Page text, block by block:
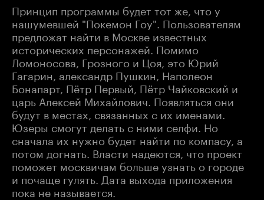
Принцип программы будет тот же, что у
нашумевшей "Покемон Гоу". Пользователям
предложат найти в Москве известных
исторических персонажей. Помимо
Ломоносова, Грозного и Цоя, это Юрий
Гагарин, александр Пушкин, Наполеон
Бонапарт, Пётр Первый, Пётр Чайковский и
царь Алексей Михайлович. Появляться они
будут в местах, связанных с их именами.
Юзеры смогут делать с ними селфи. Но
сначала их нужно будет найти по компасу, а
потом догнать. Власти надеются, что проект
поможет москвичам больше узнать о городе
и почаще гулять. Дата выхода приложения
пока не называется.